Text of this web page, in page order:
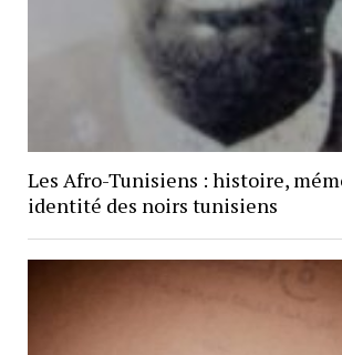
Les Afro-Tunisiens : histoire,
identité des noirs tunisiens